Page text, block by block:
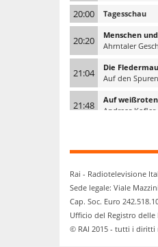
20:00 Tagesschau
20:20
Menschen
Ahrntaler
21:04
Die
Auf den
21:48
Auf
Andreas Kofler
Rai - Radiotelevisione
Sede legale: Viale
Cap. Soc. Euro
Ufficio del Registro delle
© RAI 2015 - tutti i diritti